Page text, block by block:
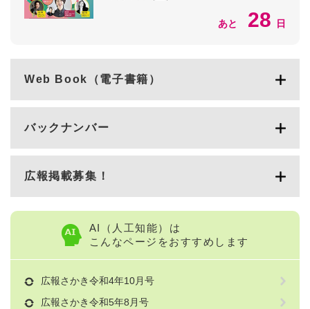
あと 28 日
Web Book（電子書籍）
バックナンバー
広報掲載募集！
AI（人工知能）は
こんなページをおすすめします
広報さかき令和4年10月号
広報さかき令和5年8月号